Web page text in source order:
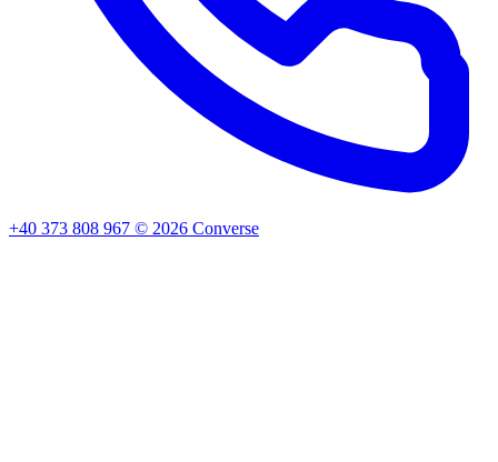
+40 373 808 967 © 2026 Converse